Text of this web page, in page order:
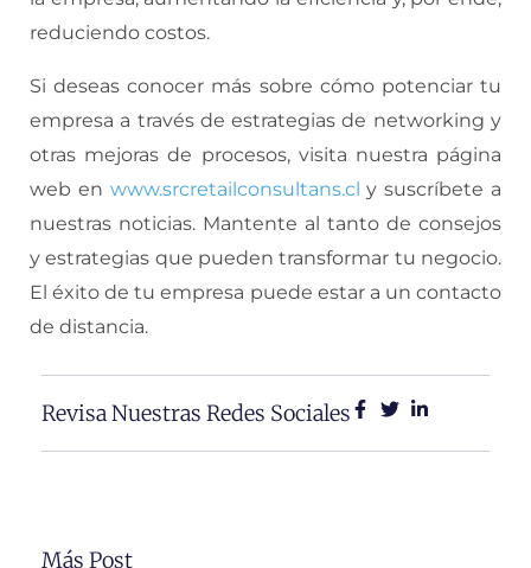
reduciendo costos.
Si deseas conocer más sobre cómo potenciar tu
empresa a través de estrategias de networking y
otras mejoras de procesos, visita nuestra página
web en www.srcretailconsultans.cl y suscríbete a
nuestras noticias. Mantente al tanto de consejos
y estrategias que pueden transformar tu negocio.
El éxito de tu empresa puede estar a un contacto
de distancia.
Revisa Nuestras Redes Sociales
Más Post